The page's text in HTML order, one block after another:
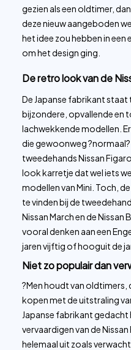
gezien als een oldtimer,
deze nieuw aangeboden
het idee zou hebben in
om het design ging.
De retro look van de
De Japanse fabrikant staat
bijzondere, opvallende en
lachwekkende modellen.
die gewoonweg
tweedehands Nissan
look karretje dat wel iets
modellen van Mini. Toch,
te vinden bij de
Nissan March en de
vooral denken aan een
jaren vijftig of hooguit de
Niet zo populair dan
?Men houdt van oldtimers,
kopen met de uitstraling
Japanse fabrikant
vervaardigen van de
helemaal uit zoals